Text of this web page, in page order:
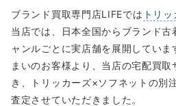
ブランド買取専門店LIFEでは トリ
当店では、日本全国からブランド
ャンルごとに実店舗を展開してい
まいのお客様より、当店の宅配買
き、トリッカーズ×ソフネットの別
査定させていただきました。